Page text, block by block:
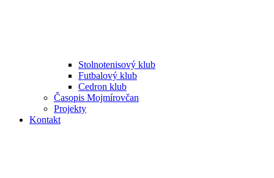
Stolnotenisový klub
Futbalový klub
Cedron klub
Časopis Mojmírovčan
Projekty
Kontakt